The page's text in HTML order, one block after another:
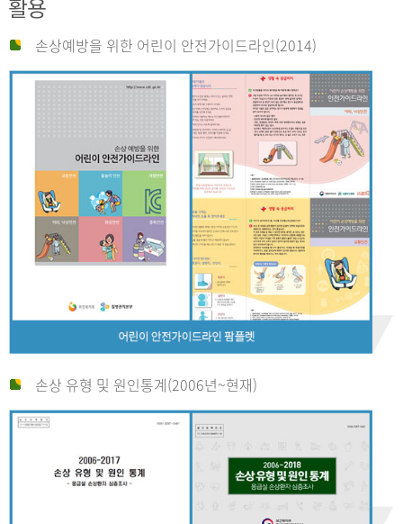
활용
손상예방을 위한 어린이 안전가이드라인(2014)
손상 유형 및 원인통계(2006년~현재)